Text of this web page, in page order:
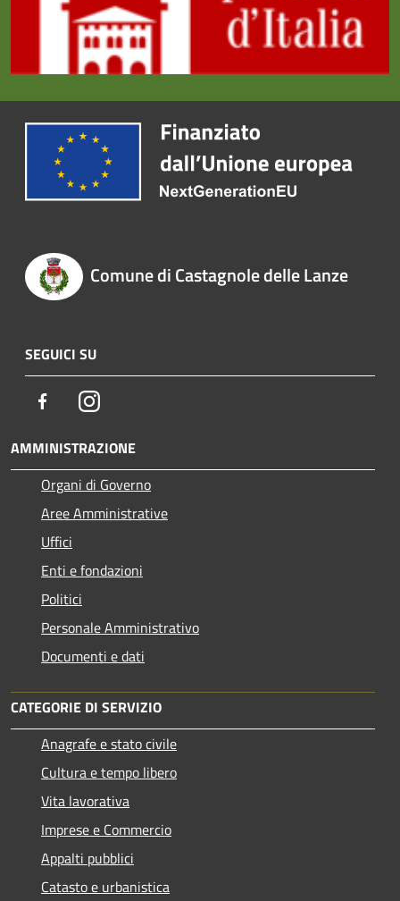
Comune di Castagnole delle Lanze
SEGUICI SU
FacebookInstagram
AMMINISTRAZIONE
Organi di Governo
Aree Amministrative
Uffici
Enti e fondazioni
Politici
Personale Amministrativo
Documenti e dati
CATEGORIE DI SERVIZIO
Anagrafe e stato civile
Cultura e tempo libero
Vita lavorativa
Imprese e Commercio
Appalti pubblici
Catasto e urbanistica